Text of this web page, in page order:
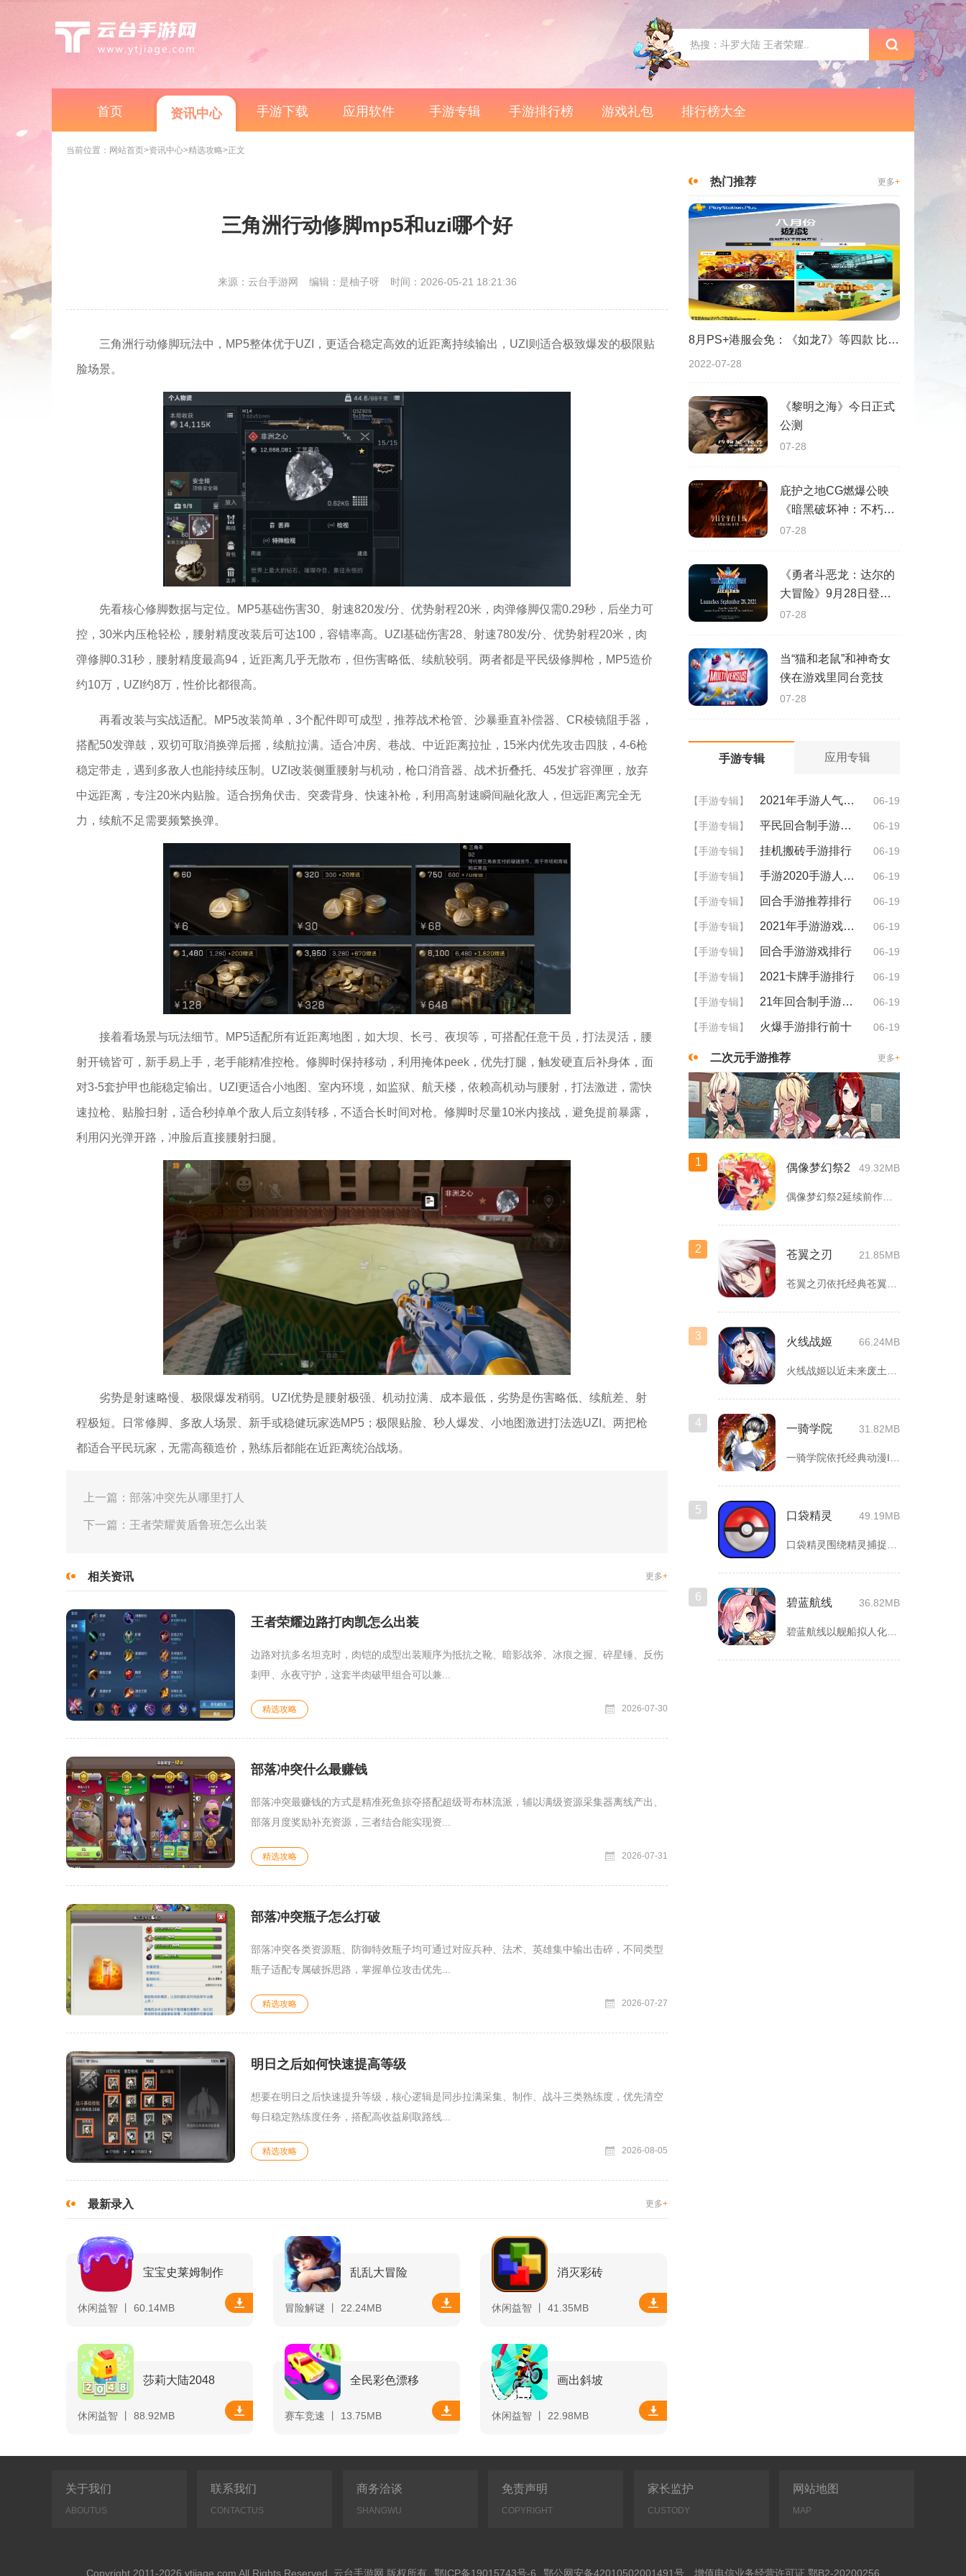
首页 资讯中心 手游下载 应用软件 手游专辑 手游排行榜 游戏礼包 排行榜大全
当前位置： 网站首页>资讯中心>精选攻略>正文
三角洲行动修脚mp5和uzi哪个好
来源：云台手游网 编辑：是柚子呀 时间：2026-05-21 18:21:36
三角洲行动修脚玩法中，MP5整体优于UZI，更适合稳定高效的近距离持续输出，UZI则适合极致爆发的极限贴
脸场景。
先看核心修脚数据与定位。MP5基础伤害30、射速820发/分、优势射程20米，肉弹修脚仅需0.29秒，后坐力可
控，30米内压枪轻松，腰射精度改装后可达100，容错率高。UZI基础伤害28、射速780发/分、优势射程20米，肉
弹修脚0.31秒，腰射精度最高94，近距离几乎无散布，但伤害略低、续航较弱。两者都是平民级修脚枪，MP5造价
约10万，UZI约8万，性价比都很高。
再看改装与实战适配。MP5改装简单，3个配件即可成型，推荐战术枪管、沙暴垂直补偿器、CR棱镜阻手器，
搭配50发弹鼓，双切可取消换弹后摇，续航拉满。适合冲房、巷战、中近距离拉扯，15米内优先攻击四肢，4-6枪
稳定带走，遇到多敌人也能持续压制。UZI改装侧重腰射与机动，枪口消音器、战术折叠托、45发扩容弹匣，放弃
中远距离，专注20米内贴脸。适合拐角伏击、突袭背身、快速补枪，利用高射速瞬间融化敌人，但远距离完全无
力，续航不足需要频繁换弹。
接着看场景与玩法细节。MP5适配所有近距离地图，如大坝、长弓、夜坝等，可搭配任意干员，打法灵活，腰
射开镜皆可，新手易上手，老手能精准控枪。修脚时保持移动，利用掩体peek，优先打腿，触发硬直后补身体，面
对3-5套护甲也能稳定输出。UZI更适合小地图、室内环境，如监狱、航天楼，依赖高机动与腰射，打法激进，需快
速拉枪、贴脸扫射，适合秒掉单个敌人后立刻转移，不适合长时间对枪。修脚时尽量10米内接战，避免提前暴露，
利用闪光弹开路，冲脸后直接腰射扫腿。
劣势是射速略慢、极限爆发稍弱。UZI优势是腰射极强、机动拉满、成本最低，劣势是伤害略低、续航差、射
程极短。日常修脚、多敌人场景、新手或稳健玩家选MP5；极限贴脸、秒人爆发、小地图激进打法选UZI。两把枪
都适合平民玩家，无需高额造价，熟练后都能在近距离统治战场。
上一篇：部落冲突先从哪里打人
下一篇：王者荣耀黄盾鲁班怎么出装
相关资讯 更多+
王者荣耀边路打肉凯怎么出装
边路对抗多名坦克时，肉铠的成型出装顺序为抵抗之靴、暗影战斧、冰痕之握、碎星锤、反伤
刺甲、永夜守护，这套半肉破甲组合可以兼...
精选攻略 2026-07-30
部落冲突什么最赚钱
部落冲突最赚钱的方式是精准死鱼掠夺搭配超级哥布林流派，辅以满级资源采集器离线产出、
部落月度奖励补充资源，三者结合能实现资...
精选攻略 2026-07-31
部落冲突瓶子怎么打破
部落冲突各类资源瓶、防御特效瓶子均可通过对应兵种、法术、英雄集中输出击碎，不同类型
瓶子适配专属破拆思路，掌握单位攻击优先...
精选攻略 2026-07-27
明日之后如何快速提高等级
想要在明日之后快速提升等级，核心逻辑是同步拉满采集、制作、战斗三类熟练度，优先清空
每日稳定熟练度任务，搭配高收益刷取路线...
精选攻略 2026-08-05
最新录入 更多+
宝宝史莱姆制作
休闲益智 丨 60.14MB
乱乱大冒险
冒险解谜 丨 22.24MB
消灭彩砖
休闲益智 丨 41.35MB
莎莉大陆2048
休闲益智 丨 88.92MB
全民彩色漂移
赛车竞速 丨 13.75MB
画出斜坡
休闲益智 丨 22.98MB
热门推荐 更多+
8月PS+港服会免：《如龙7》等四款 比欧美服多一款
2022-07-28
《黎明之海》今日正式
公测
07-28
庇护之地CG燃爆公映
《暗黑破坏神：不朽》
今日全平台上线
07-28
《勇者斗恶龙：达尔的
大冒险》9月28日登陆
苹果谷歌应用商店
07-28
当“猫和老鼠”和神奇女
侠在游戏里同台竞技
07-28
手游专辑 应用专辑
【手游专辑】 2021年手游人气排行 06-19
【手游专辑】 平民回合制手游排行 06-19
【手游专辑】 挂机搬砖手游排行 06-19
【手游专辑】 手游2020手游人气排行 06-19
【手游专辑】 回合手游推荐排行 06-19
【手游专辑】 2021年手游游戏排行 06-19
【手游专辑】 回合手游游戏排行 06-19
【手游专辑】 2021卡牌手游排行 06-19
【手游专辑】 21年回合制手游排行 06-19
【手游专辑】 火爆手游排行前十 06-19
二次元手游推荐 更多+
1 偶像梦幻祭2 49.32MB
2 苍翼之刃 21.85MB
3 火线战姬 66.24MB
4 一骑学院 31.82MB
5 口袋精灵 49.19MB
6 碧蓝航线 36.82MB
关于我们
ABOUTUS
联系我们
CONTACTUS
商务洽谈
SHANGWU
免责声明
COPYRIGHT
家长监护
CUSTODY
网站地图
MAP
Copyright 2011-2026 ytjiage.com All Rights Reserved. 云台手游网 版权所有 鄂ICP备19015743号-6 鄂公网安备42010502001491号 增值电信业务经营许可证 鄂B2-20200256